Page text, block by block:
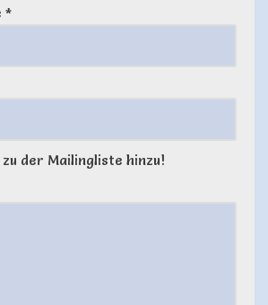
*
der Mailingliste hinzu!